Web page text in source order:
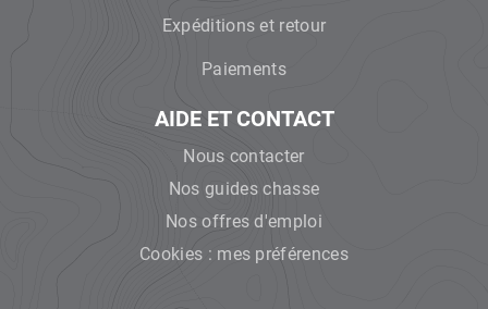
Expéditions et retour
Paiements
AIDE ET CONTACT
Nous contacter
Nos guides chasse
Nos offres d'emploi
Cookies : mes préférences